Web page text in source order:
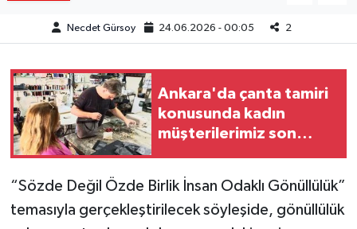
Necdet Gürsoy 24.06.2026 - 00:05 2
Ankara'da çanta tamiri
konusunda kadın
müşterilerimiz son
“Sözde Değil Özde Birlik İnsan Odaklı Gönüllülük”
temasıyla gerçekleştirilecek söyleşide, gönüllülük
Teknoloji
Yaşam